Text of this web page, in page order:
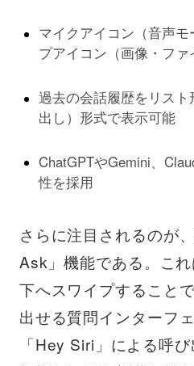
マイクアイコン（音声
プアイコン（画像・フ
過去の会話履歴をリス
出し）形式で表示可能
ChatGPTやGemini、
性を採用
さらに注目されるのが
Ask」機能である。こ
下へスワイプすること
出せる質問インターフ
「Hey Siri」による呼